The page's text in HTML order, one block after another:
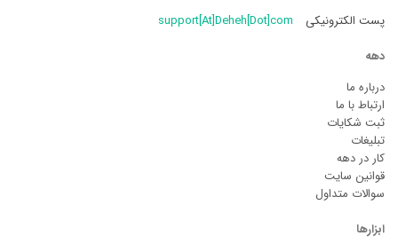
پست الکترونیکی
support[At]Deheh[Dot]com
دهه
درباره ما
ارتباط با ما
ثبت شکایات
تبلیغات
کار در دهه
قوانین سایت
سوالات متداول
ابزارها